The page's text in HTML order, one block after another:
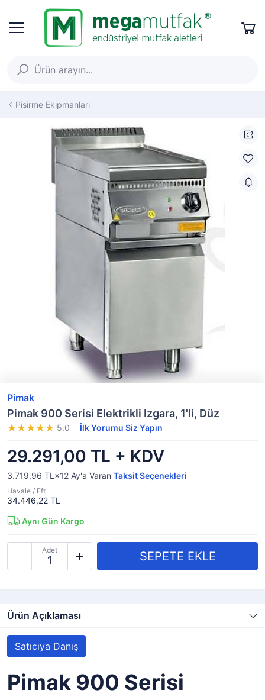
Pişirme Ekipmanları
Pimak
Pimak 900 Serisi Elektrikli Izgara, 1'li, Düz
5.0 İlk Yorumu Siz Yapın
29.291,00 TL + KDV
3.719,96 TL×12 Ay'a Varan Taksit Seçenekleri
Havale / Eft
34.446,22 TL
Aynı Gün Kargo
Adet
Ürün Açıklaması
Satıcıya Danış
Pimak 900 Serisi